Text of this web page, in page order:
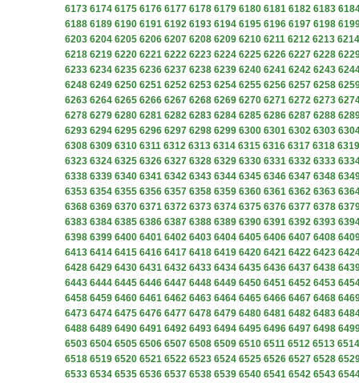
6173 6174 6175 6176 6177 6178 6179 6180 6181 6182 6183
6188 6189 6190 6191 6192 6193 6194 6195 6196 6197 6198
6203 6204 6205 6206 6207 6208 6209 6210 6211 6212 6213 6214
6218 6219 6220 6221 6222 6223 6224 6225 6226 6227 6228
6233 6234 6235 6236 6237 6238 6239 6240 6241 6242 6243
6248 6249 6250 6251 6252 6253 6254 6255 6256 6257 6258
6263 6264 6265 6266 6267 6268 6269 6270 6271 6272 6273
6278 6279 6280 6281 6282 6283 6284 6285 6286 6287 6288
6293 6294 6295 6296 6297 6298 6299 6300 6301 6302 6303
6308 6309 6310 6311 6312 6313 6314 6315 6316 6317 6318 6319
6323 6324 6325 6326 6327 6328 6329 6330 6331 6332 6333
6338 6339 6340 6341 6342 6343 6344 6345 6346 6347 6348
6353 6354 6355 6356 6357 6358 6359 6360 6361 6362 6363
6368 6369 6370 6371 6372 6373 6374 6375 6376 6377 6378
6383 6384 6385 6386 6387 6388 6389 6390 6391 6392 6393
6398 6399 6400 6401 6402 6403 6404 6405 6406 6407 6408
6413 6414 6415 6416 6417 6418 6419 6420 6421 6422 6423
6428 6429 6430 6431 6432 6433 6434 6435 6436 6437 6438
6443 6444 6445 6446 6447 6448 6449 6450 6451 6452 6453
6458 6459 6460 6461 6462 6463 6464 6465 6466 6467 6468
6473 6474 6475 6476 6477 6478 6479 6480 6481 6482 6483
6488 6489 6490 6491 6492 6493 6494 6495 6496 6497 6498
6503 6504 6505 6506 6507 6508 6509 6510 6511 6512 6513 6514
6518 6519 6520 6521 6522 6523 6524 6525 6526 6527 6528
6533 6534 6535 6536 6537 6538 6539 6540 6541 6542 6543